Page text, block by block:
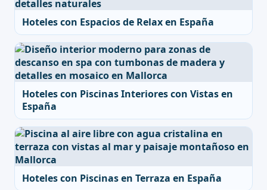
Hoteles con Espacios de Relax en España
Hoteles con Piscinas Interiores con Vistas en
España
Hoteles con Piscinas en Terraza en España